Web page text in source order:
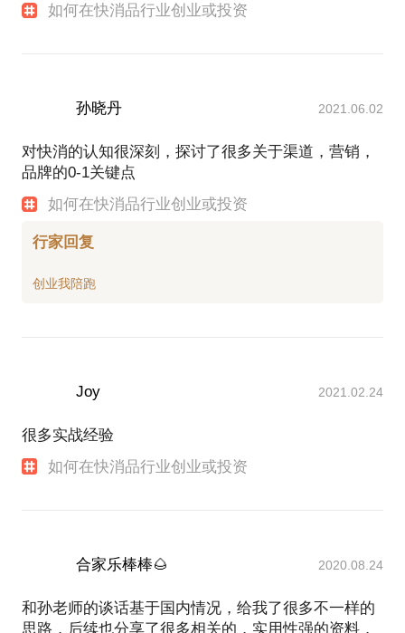
如何在快消品行业创业或投资
孙晓丹 2021.06.02
对快消的认知很深刻，探讨了很多关于渠道，营销，
品牌的0-1关键点
如何在快消品行业创业或投资
行家回复
Joy 2021.02.24
很多实战经验
如何在快消品行业创业或投资
合家乐棒棒🌰 2020.08.24
和孙老师的谈话基于国内情况，给我了很多不一样的
思路，后续也分享了很多相关的，实用性强的资料，